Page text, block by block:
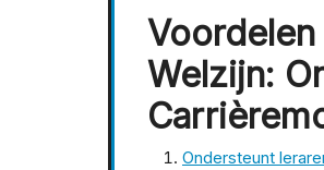
Welzijn:
Ondersteunt